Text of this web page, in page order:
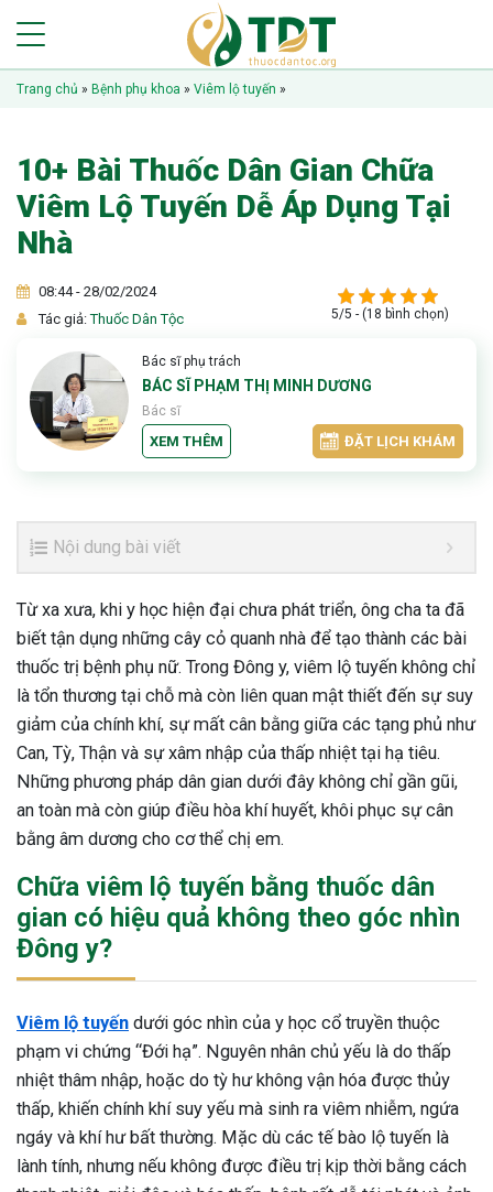
Trang chủ » Bệnh phụ khoa » Viêm lộ tuyến »
10+ Bài Thuốc Dân Gian Chữa
Viêm Lộ Tuyến Dễ Áp Dụng Tại
Nhà
08:44 - 28/02/2024
Tác giả:Thuốc Dân Tộc 5/5 - (18 bình chọn)
Bác sĩ phụ trách
BÁC SĨ PHẠM THỊ MINH DƯƠNG
Bác sĩ
XEM THÊM ĐẶT LỊCH KHÁM
Nội dung bài viết
Từ xa xưa, khi y học hiện đại chưa phát triển, ông cha ta đã
biết tận dụng những cây cỏ quanh nhà để tạo thành các bài
thuốc trị bệnh phụ nữ. Trong Đông y, viêm lộ tuyến không chỉ
là tổn thương tại chỗ mà còn liên quan mật thiết đến sự suy
giảm của chính khí, sự mất cân bằng giữa các tạng phủ như
Can, Tỳ, Thận và sự xâm nhập của thấp nhiệt tại hạ tiêu.
Những phương pháp dân gian dưới đây không chỉ gần gũi,
an toàn mà còn giúp điều hòa khí huyết, khôi phục sự cân
bằng âm dương cho cơ thể chị em.
Chữa viêm lộ tuyến bằng thuốc dân
gian có hiệu quả không theo góc nhìn
Đông y?
Viêm lộ tuyến dưới góc nhìn của y học cổ truyền thuộc
phạm vi chứng “Đới hạ”. Nguyên nhân chủ yếu là do thấp
nhiệt thâm nhập, hoặc do tỳ hư không vận hóa được thủy
thấp, khiến chính khí suy yếu mà sinh ra viêm nhiễm, ngứa
ngáy và khí hư bất thường. Mặc dù các tế bào lộ tuyến là
lành tính, nhưng nếu không được điều trị kịp thời bằng cách